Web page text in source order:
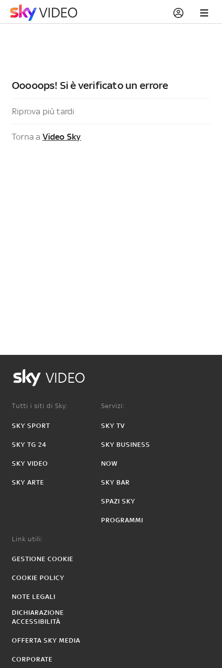
Ooooops! Si è verificato un errore
Riprova più tardi
Torna a Video Sky
VIDEO
Tutti i siti di Sky:
SKY SPORT
SKY TG 24
SKY VIDEO
SKY ARTE
Servizi:
SKY TV
SKY BUSINESS
NOW
SKY BAR
SPAZI SKY
PROGRAMMI
Link utili:
GESTIONE COOKIE
COOKIE POLICY
NOTE LEGALI
DICHIARAZIONE
ACCESSIBILITÀ
OFFERTA SKY MEDIA
CORPORATE